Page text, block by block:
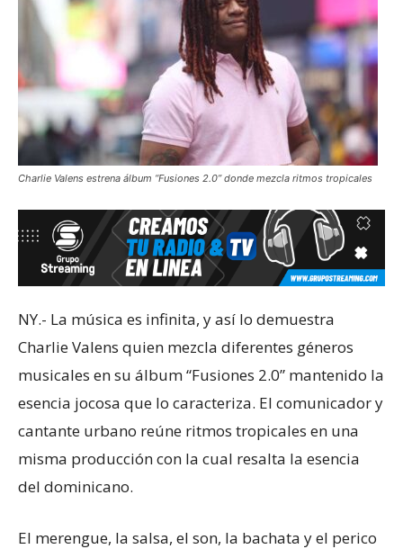
Charlie Valens estrena álbum “Fusiones 2.0” donde mezcla ritmos tropicales
NY.- La música es infinita, y así lo demuestra
Charlie Valens quien mezcla diferentes géneros
musicales en su álbum “Fusiones 2.0” mantenido la
esencia jocosa que lo caracteriza. El comunicador y
cantante urbano reúne ritmos tropicales en una
misma producción con la cual resalta la esencia
del dominicano.
El merengue, la salsa, el son, la bachata y el perico